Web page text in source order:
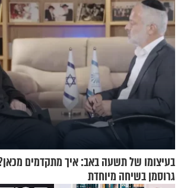
בעיצומו של תשעה באב: איך מתקדמים
גרוסמן בשיחה מיוחדת